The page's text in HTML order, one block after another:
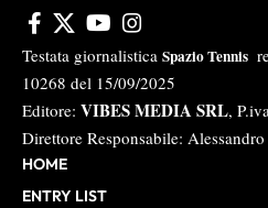
Testata giornalistica Spazio Tennis
10268 del 15/09/2025
Editore: VIBES MEDIA SRL,
Direttore Responsabile:
HOME
ENTRY LIST